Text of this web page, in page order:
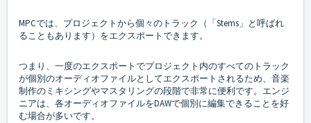
MPCでは、プロジェクトから個々のトラック（「Stems」と呼ばれ
ることもあります）をエクスポートできます。
つまり、一度のエクスポートでプロジェクト内のすべてのトラック
が個別のオーディオファイルとしてエクスポートされるため、音楽
制作のミキシングやマスタリングの段階で非常に便利です。エンジ
ニアは、各オーディオファイルをDAWで個別に編集できることを好
む場合が多いです。